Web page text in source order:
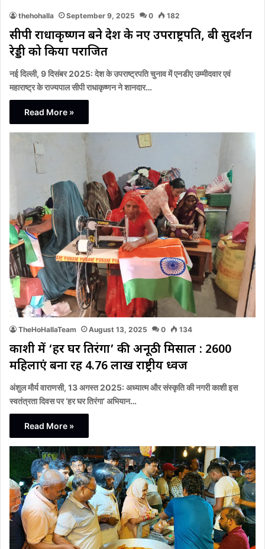
thehohalla September 9, 2025 0 182
सीपी राधाकृष्णन बने देश के नए उपराष्ट्रपति, बी सुदर्शन
रेड्डी को किया पराजित
नई दिल्ली, 9 दिसंबर 2025: देश के उपराष्ट्रपति चुनाव में एनडीए उम्मीदवार एवं
महाराष्ट्र के राज्यपाल सीपी राधाकृष्णन ने शानदार…
Read More »
TheHoHallaTeam August 13, 2025 0 134
काशी में ‘हर घर तिरंगा’ की अनूठी मिसाल : 2600
महिलाएं बना रहीं 4.76 लाख राष्ट्रीय ध्वज
अंशुल मौर्य वाराणसी, 13 अगस्त 2025: अध्यात्म और संस्कृति की नगरी काशी इस
स्वतंत्रता दिवस पर ‘हर घर तिरंगा’ अभियान…
Read More »